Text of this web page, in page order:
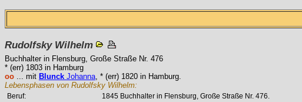
RudolfskyWilhelm
Buchhalter in Flensburg, Große Straße Nr. 476
* (err) 1803 in Hamburg
oo ... mit Blunck Johanna, * (err) 1820 in Hamburg.
Lebensphasen von Rudolfsky Wilhelm:
Beruf: 1845 Buchhalter in Flensburg, Große Straße Nr. 476.